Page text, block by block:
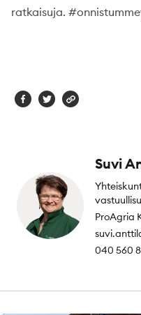
ratkaisuja.
Suvi
ProAgria
040 560